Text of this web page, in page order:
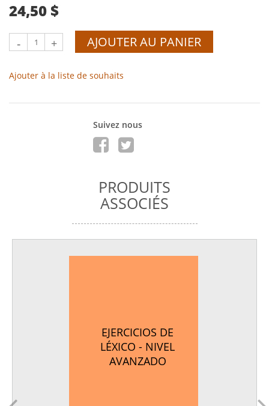
24,50 $
- + AJOUTER AU PANIER
Ajouter à la liste de souhaits
Suivez nous
PRODUITS
ASSOCIÉS
EJERCICIOS DE
LÉXICO - NIVEL
AVANZADO